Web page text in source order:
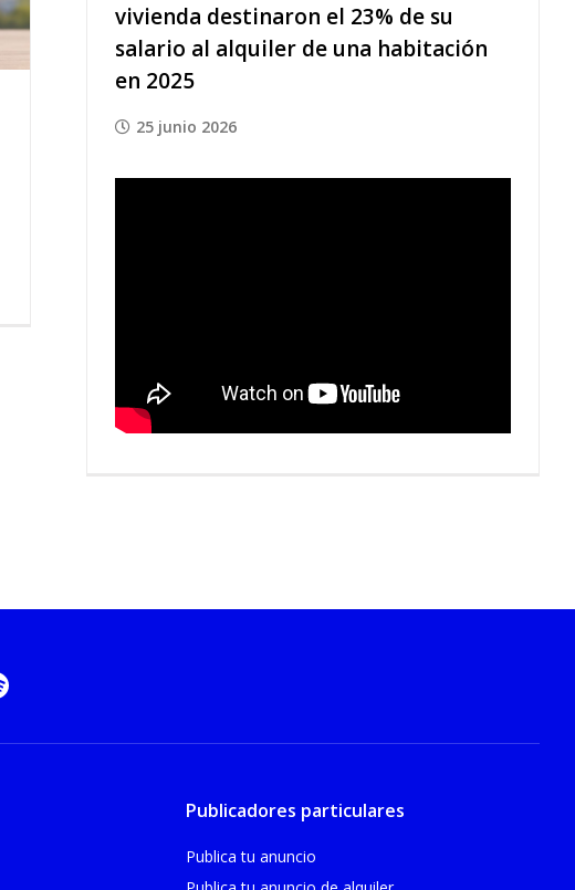
vivienda destinaron el 23% de su
salario al alquiler de una habitación
en 2025
25 junio 2026
Publicadores particulares
Publica tu anuncio